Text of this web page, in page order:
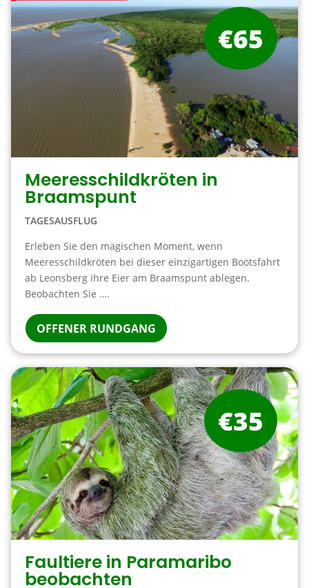
Meeresschildkröten in
Braamspunt
TAGESAUSFLUG
Erleben Sie den magischen Moment, wenn
Meeresschildkröten bei dieser einzigartigen Bootsfahrt
ab Leonsberg ihre Eier am Braamspunt ablegen.
Beobachten Sie ….
OFFENER RUNDGANG
€65
Faultiere in Paramaribo
beobachten
€35